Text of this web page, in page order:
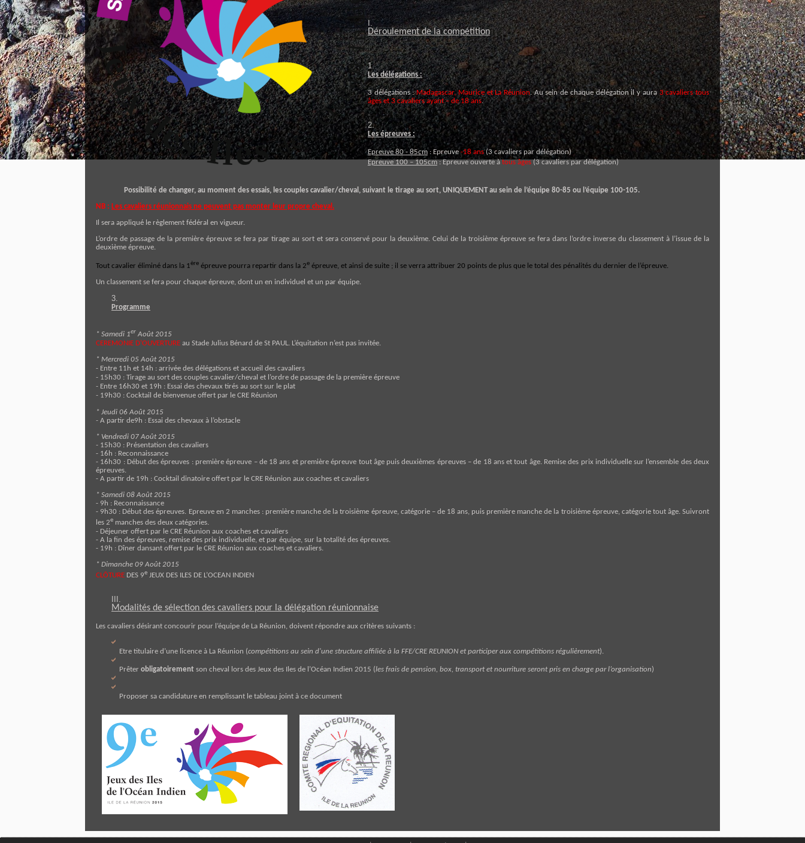
Déroulement de la compétition
Les délégations :
3 délégations :Madagascar, Maurice et La Réunion. Au sein de chaque délégation il y aura3 cavaliers tous
âges et 3 cavaliers ayant – de 18 ans.
Les épreuves :
Epreuve 80 - 85cm: Epreuve-18 ans(3 cavaliers par délégation)
Epreuve 100 – 105cm: Epreuve ouverte àtous âges(3 cavaliers par délégation)
Possibilité de changer, au moment des essais, les couples cavalier/cheval, suivant le tirage au sort, UNIQUEMENT au sein de l’équipe 80-85 ou l’équipe 100-105.
NB : Les cavaliers réunionnais ne peuvent pas monter leur propre cheval.
Il sera appliqué le règlement fédéral en vigueur.
L’ordre de passage de la première épreuve se fera par tirage au sort et sera conservé pour la deuxième. Celui de la troisième épreuve se fera dans l’ordre inverse du classement à l’issue de la
deuxième épreuve.
Tout cavalier éliminé dans la 1ère épreuve pourra repartir dans la 2e épreuve, et ainsi de suite ; il se verra attribuer 20 points de plus que le total des pénalités du dernier de l’épreuve.
Un classement se fera pour chaque épreuve, dont un en individuel et un par équipe.
Programme
* Samedi 1er Août 2015
CEREMONIE D’OUVERTURE au Stade Julius Bénard de St PAUL. L’équitation n’est pas invitée.
* Mercredi 05 Août 2015
- Entre 11h et 14h : arrivée des délégations et accueil des cavaliers
- 15h30 : Tirage au sort des couples cavalier/cheval et l’ordre de passage de la première épreuve
- Entre 16h30 et 19h : Essai des chevaux tirés au sort sur le plat
- 19h30 : Cocktail de bienvenue offert par le CRE Réunion
* Jeudi 06 Août 2015
- A partir de9h : Essai des chevaux à l’obstacle
* Vendredi 07 Août 2015
- 15h30 : Présentation des cavaliers
- 16h : Reconnaissance
- 16h30 : Début des épreuves : première épreuve – de 18 ans et première épreuve tout âge puis deuxièmes épreuves – de 18 ans et tout âge. Remise des prix individuelle sur l’ensemble des deux
épreuves.
- A partir de 19h : Cocktail dinatoire offert par le CRE Réunion aux coaches et cavaliers
* Samedi 08 Août 2015
- 9h : Reconnaissance
- 9h30 : Début des épreuves. Epreuve en 2 manches : première manche de la troisième épreuve, catégorie – de 18 ans, puis première manche de la troisième épreuve, catégorie tout âge. Suivront
les 2e manches des deux catégories.
- Déjeuner offert par le CRE Réunion aux coaches et cavaliers
- A la fin des épreuves, remise des prix individuelle, et par équipe, sur la totalité des épreuves.
- 19h : Dîner dansant offert par le CRE Réunion aux coaches et cavaliers.
* Dimanche 09 Août 2015
CLÔTURE DES 9e JEUX DES ILES DE L’OCEAN INDIEN
Modalités de sélection des cavaliers pour la délégation réunionnaise
Les cavaliers désirant concourir pour l’équipe de La Réunion, doivent répondre aux critères suivants :
Etre titulaire d’une licence à La Réunion (compétitions au sein d'une structure affiliée à la FFE/CRE REUNION et participer aux compétitions régulièrement).
Prêter obligatoirement son cheval lors des Jeux des Iles de l’Océan Indien 2015 (les frais de pension, box, transport et nourriture seront pris en charge par l’organisation)
Proposer sa candidature en remplissant le tableau joint à ce document